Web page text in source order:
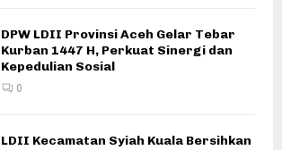
DPW LDII Provinsi Aceh Gelar Tebar
Kurban 1447 H, Perkuat Sinergi dan
Kepedulian Sosial
0
LDII Kecamatan Syiah Kuala Bersihkan